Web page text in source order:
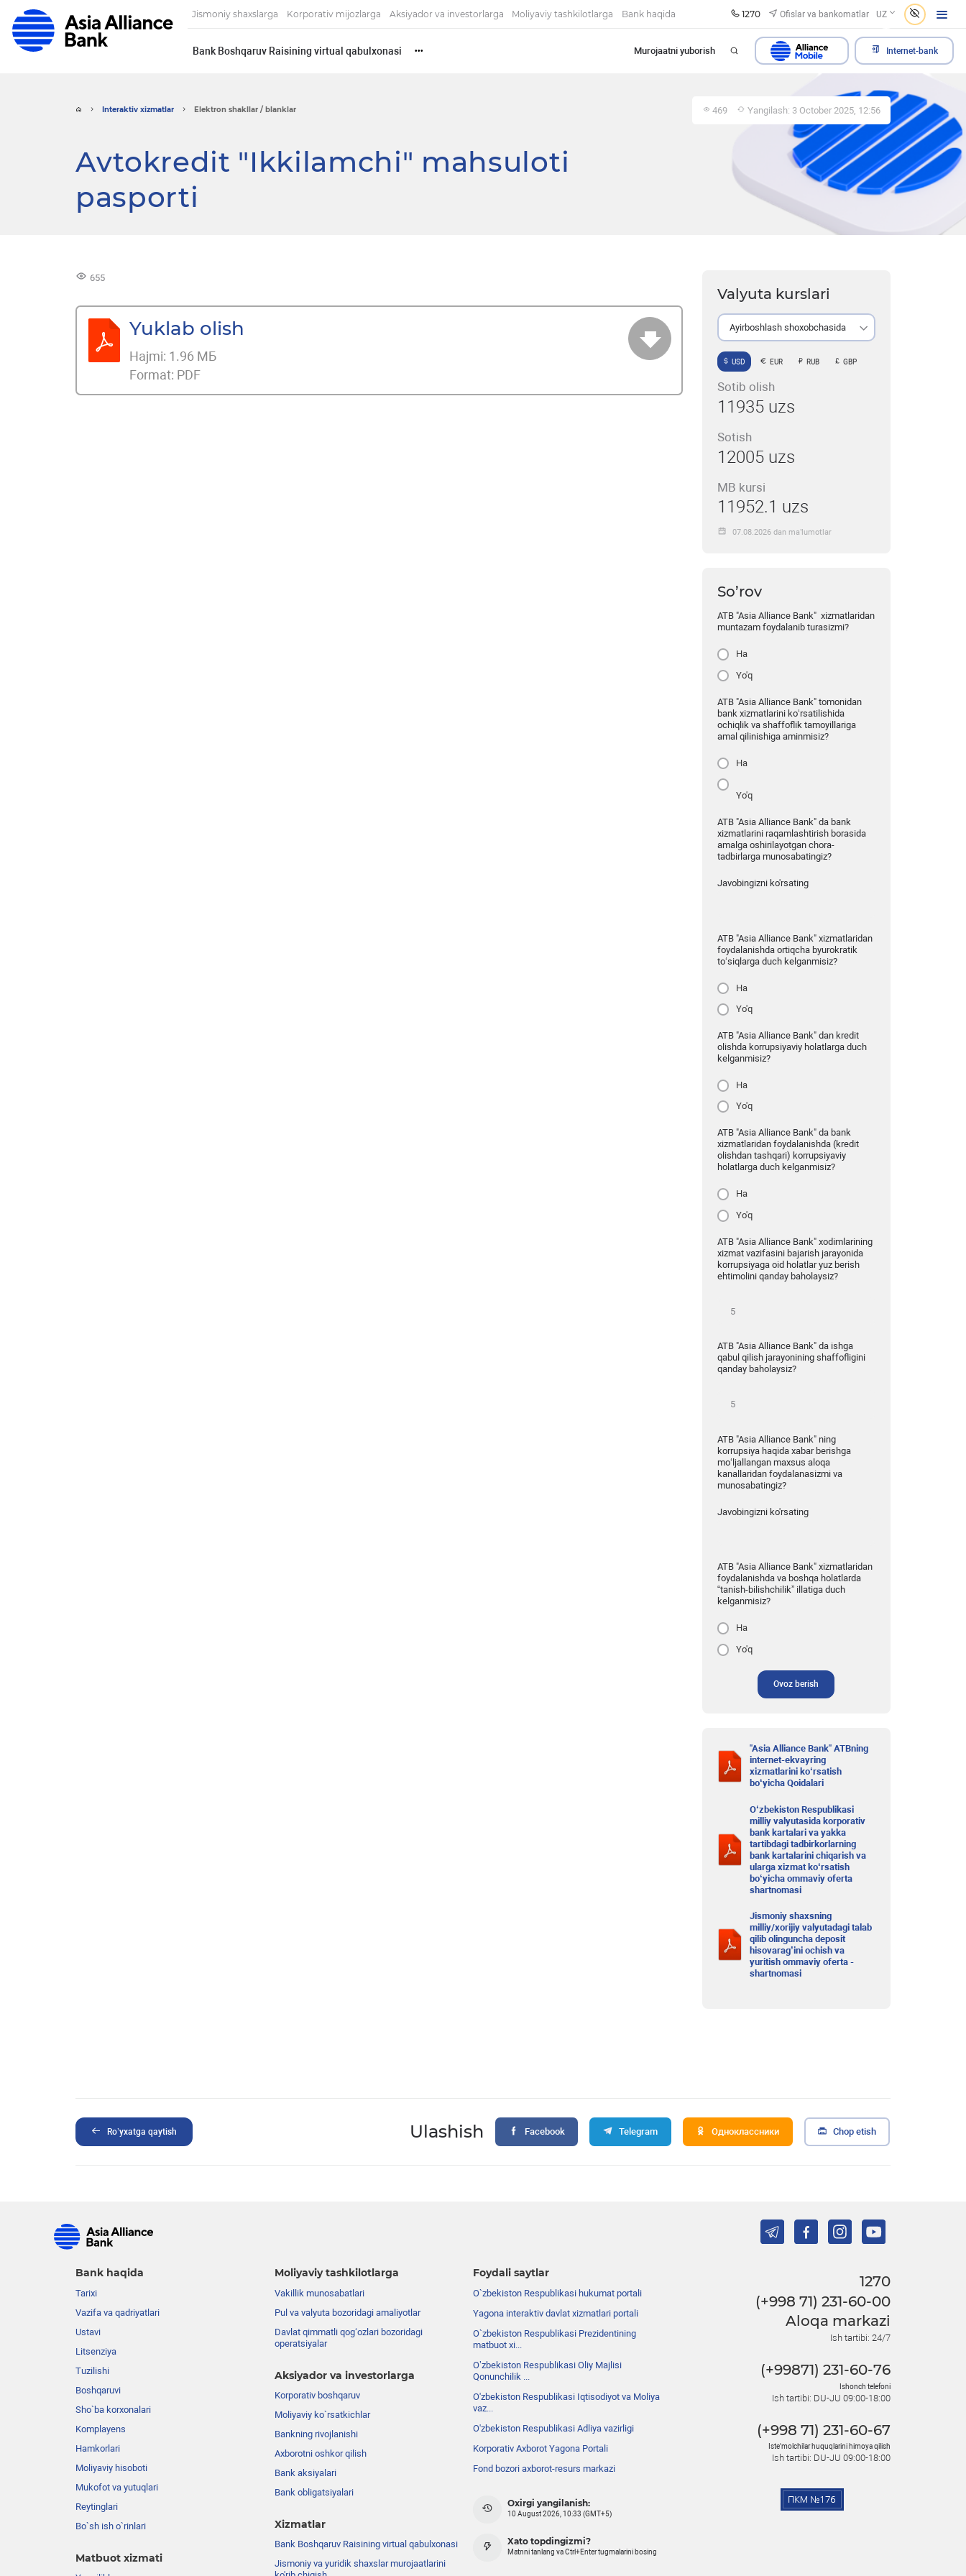
Jismoniy shaxslarga Korporativ mijozlarga Aksiyador va investorlarga Moliyaviy tashkilotlarga Bank haqida 1270 Ofislar va bankomatlar UZ
Bank Boshqaruv Raisining virtual qabulxonasi ••• Murojaatni yuborish Internet-bank
Interaktiv xizmatlar Elektron shakllar / blanklar 469 Yangilash: 3 October 2025, 12:56
Avtokredit "Ikkilamchi" mahsuloti
pasporti
655
Yuklab olish
Hajmi: 1.96 МБ
Format: PDF
Valyuta kurslari
Ayirboshlash shoxobchasida
USD EUR RUB GBP
Sotib olish
11935 uzs
Sotish
12005 uzs
MB kursi
11952.1 uzs
07.08.2026 dan ma’lumotlar
So’rov
ATB "Asia Alliance Bank" xizmatlaridan
muntazam foydalanib turasizmi?
Ha
Yo'q
ATB "Asia Alliance Bank" tomonidan
bank xizmatlarini ko‘rsatilishida
ochiqlik va shaffoflik tamoyillariga
amal qilinishiga aminmisiz?
Ha
Yo'q
ATB "Asia Alliance Bank" da bank
xizmatlarini raqamlashtirish borasida
amalga oshirilayotgan chora-
tadbirlarga munosabatingiz?
Javobingizni ko'rsating
ATB "Asia Alliance Bank" xizmatlaridan
foydalanishda ortiqcha byurokratik
to‘siqlarga duch kelganmisiz?
Ha
Yo'q
ATB "Asia Alliance Bank" dan kredit
olishda korrupsiyaviy holatlarga duch
kelganmisiz?
Ha
Yo'q
ATB "Asia Alliance Bank" da bank
xizmatlaridan foydalanishda (kredit
olishdan tashqari) korrupsiyaviy
holatlarga duch kelganmisiz?
Ha
Yo'q
ATB "Asia Alliance Bank" xodimlarining
xizmat vazifasini bajarish jarayonida
korrupsiyaga oid holatlar yuz berish
ehtimolini qanday baholaysiz?
ATB "Asia Alliance Bank" da ishga
qabul qilish jarayonining shaffofligini
qanday baholaysiz?
ATB "Asia Alliance Bank" ning
korrupsiya haqida xabar berishga
mo‘ljallangan maxsus aloqa
kanallaridan foydalanasizmi va
munosabatingiz?
Javobingizni ko'rsating
ATB "Asia Alliance Bank" xizmatlaridan
foydalanishda va boshqa holatlarda
“tanish-bilishchilik” illatiga duch
kelganmisiz?
Ha
Yo'q
Ovoz berish
"Asia Alliance Bank" ATBning
internet-ekvayring
xizmatlarini ko‘rsatish
bo‘yicha Qoidalari
O‘zbekiston Respublikasi
milliy valyutasida korporativ
bank kartalari va yakka
tartibdagi tadbirkorlarning
bank kartalarini chiqarish va
ularga xizmat ko‘rsatish
bo‘yicha ommaviy oferta
shartnomasi
Jismoniy shaxsning
milliy/xorijiy valyutadagi talab
qilib olinguncha deposit
hisovarag’ini ochish va
yuritish ommaviy oferta -
shartnomasi
Ro’yxatga qaytish Ulashish Facebook Telegram Одноклассники Chop etish
Bank haqida
Tarixi
Vazifa va qadriyatlari
Ustavi
Litsenziya
Tuzilishi
Boshqaruvi
Sho`ba korxonalari
Komplayens
Hamkorlari
Moliyaviy hisoboti
Mukofot va yutuqlari
Reytinglari
Bo`sh ish o`rinlari
Matbuot xizmati
Moliyaviy tashkilotlarga
Vakillik munosabatlari
Pul va valyuta bozoridagi amaliyotlar
Davlat qimmatli qog‘ozlari bozoridagi
operatsiyalar
Aksiyador va investorlarga
Korporativ boshqaruv
Moliyaviy ko`rsatkichlar
Bankning rivojlanishi
Axborotni oshkor qilish
Bank aksiyalari
Bank obligatsiyalari
Xizmatlar
Bank Boshqaruv Raisining virtual qabulxonasi
Jismoniy va yuridik shaxslar murojaatlarini
Foydali saytlar
O`zbekiston Respublikasi hukumat portali
Yagona interaktiv davlat xizmatlari portali
O`zbekiston Respublikasi Prezidentining
matbuot xi...
Oʼzbekiston Respublikasi Oliy Majlisi
Qonunchilik ...
O'zbekiston Respublikasi Iqtisodiyot va Moliya
vaz...
O'zbekiston Respublikasi Adliya vazirligi
Korporativ Axborot Yagona Portali
Fond bozori axborot-resurs markazi
Oxirgi yangilanish:
10 August 2026, 10:33 (GMT+5)
Xato topdingizmi?
Matnni tanlang va Ctrl+Enter tugmalarini bosing
1270
(+998 71) 231-60-00
Aloqa markazi
Ish tartibi: 24/7
(+99871) 231-60-76
Ishonch telefoni
Ish tartibi: DU-JU 09:00-18:00
(+998 71) 231-60-67
Iste'molchilar huquqlarini himoya qilish
Ish tartibi: DU-JU 09:00-18:00